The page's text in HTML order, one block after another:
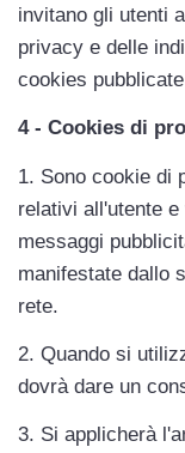
invitano gli utenti
privacy e delle
cookies
4 - Cookies di
1. Sono cookie di
relativi all'utente
messaggi
manifestate dallo
rete.
2. Quando si
dovrà dare un
3. Si applicherà